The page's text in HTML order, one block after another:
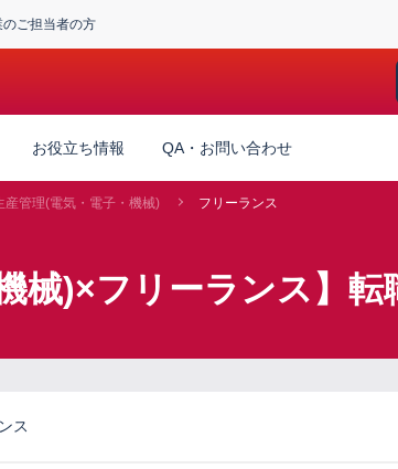
のご担当者の方
お役立ち情報 QA・お問い合わせ
産管理(電気・電子・機械) フリーランス
械)×フリーランス】転
ス